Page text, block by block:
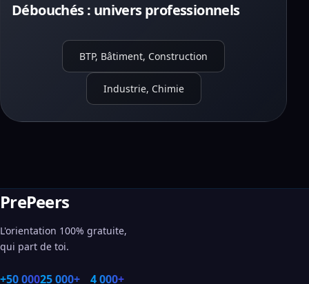
Débouchés : univers professionnels
BTP, Bâtiment, Construction
Industrie, Chimie
PrePeers
L'orientation 100% gratuite,
qui part de toi.
+50 00025 000+ 4 000+